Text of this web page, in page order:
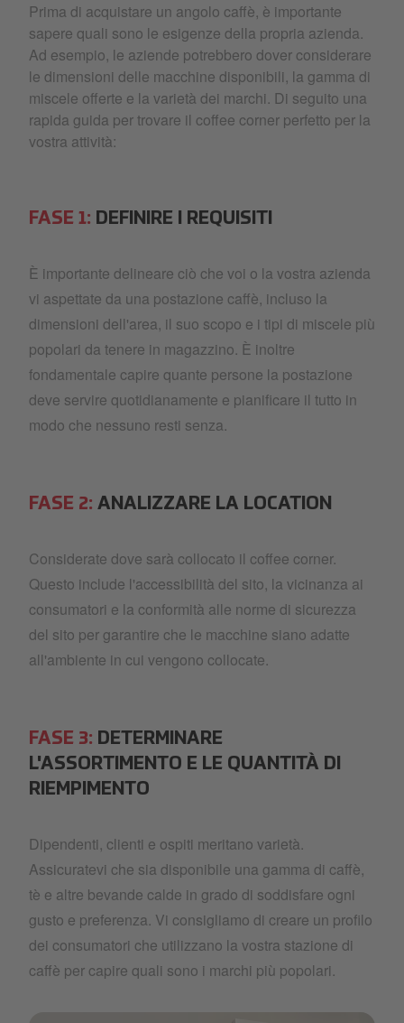
Prima di acquistare un angolo caffè, è importante
sapere quali sono le esigenze della propria azienda.
Ad esempio, le aziende potrebbero dover considerare
le dimensioni delle macchine disponibili, la gamma di
miscele offerte e la varietà dei marchi. Di seguito una
rapida guida per trovare il coffee corner perfetto per la
vostra attività:
FASE 1: DEFINIRE I REQUISITI
È importante delineare ciò che voi o la vostra azienda
vi aspettate da una postazione caffè, incluso la
dimensioni dell'area, il suo scopo e i tipi di miscele più
popolari da tenere in magazzino. È inoltre
fondamentale capire quante persone la postazione
deve servire quotidianamente e pianificare il tutto in
modo che nessuno resti senza.
FASE 2: ANALIZZARE LA LOCATION
Considerate dove sarà collocato il coffee corner.
Questo include l'accessibilità del sito, la vicinanza ai
consumatori e la conformità alle norme di sicurezza
del sito per garantire che le macchine siano adatte
all'ambiente in cui vengono collocate.
FASE 3: DETERMINARE
L'ASSORTIMENTO E LE QUANTITÀ DI
RIEMPIMENTO
Dipendenti, clienti e ospiti meritano varietà.
Assicuratevi che sia disponibile una gamma di caffè,
tè e altre bevande calde in grado di soddisfare ogni
gusto e preferenza. Vi consigliamo di creare un profilo
dei consumatori che utilizzano la vostra stazione di
caffè per capire quali sono i marchi più popolari.